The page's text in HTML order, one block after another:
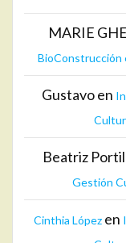
MARIE
BioConstrucción
Gustavoen
Beatriz
Gestión
Cinthia López en